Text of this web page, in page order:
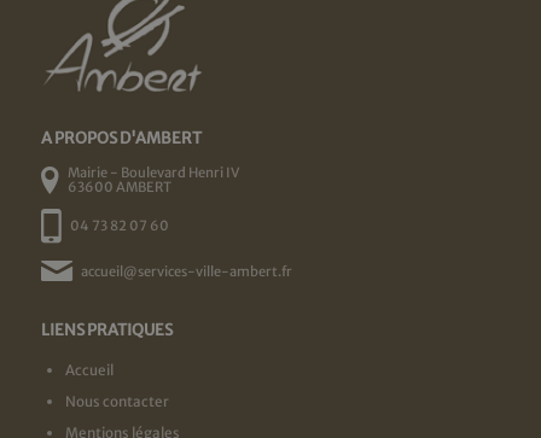
A PROPOS D'AMBERT
Mairie - Boulevard Henri IV
63600 AMBERT
04 73 82 07 60
accueil@services-ville-ambert.fr
LIENS PRATIQUES
Accueil
Nous contacter
Mentions légales